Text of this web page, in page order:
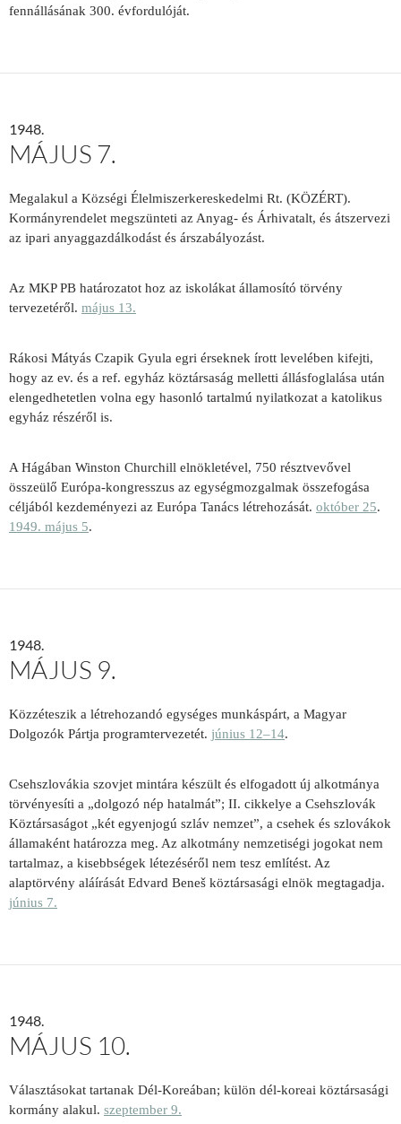
fennállásának 300. évfordulóját.
1948.
MÁJUS 7.
Megalakul a Községi Élelmiszerkereskedelmi Rt. (KÖZÉRT).
Kormányrendelet megszünteti az Anyag- és Árhivatalt, és átszervezi
az ipari anyaggazdálkodást és árszabályozást.
Az MKP PB határozatot hoz az iskolákat államosító törvény
tervezetéről. május 13.
Rákosi Mátyás Czapik Gyula egri érseknek írott levelében kifejti,
hogy az ev. és a ref. egyház köztársaság melletti állásfoglalása után
elengedhetetlen volna egy hasonló tartalmú nyilatkozat a katolikus
egyház részéről is.
A Hágában Winston Churchill elnökletével, 750 résztvevővel
összeülő Európa-kongresszus az egységmozgalmak összefogása
céljából kezdeményezi az Európa Tanács létrehozását. október 25.
1949. május 5.
1948.
MÁJUS 9.
Közzéteszik a létrehozandó egységes munkáspárt, a Magyar
Dolgozók Pártja programtervezetét. június 12–14.
Csehszlovákia szovjet mintára készült és elfogadott új alkotmánya
törvényesíti a „dolgozó nép hatalmát”; II. cikkelye a Csehszlovák
Köztársaságot „két egyenjogú szláv nemzet”, a csehek és szlovákok
államaként határozza meg. Az alkotmány nemzetiségi jogokat nem
tartalmaz, a kisebbségek létezéséről nem tesz említést. Az
alaptörvény aláírását Edvard Beneš köztársasági elnök megtagadja.
június 7.
1948.
MÁJUS 10.
Választásokat tartanak Dél-Koreában; külön dél-koreai köztársasági
kormány alakul. szeptember 9.